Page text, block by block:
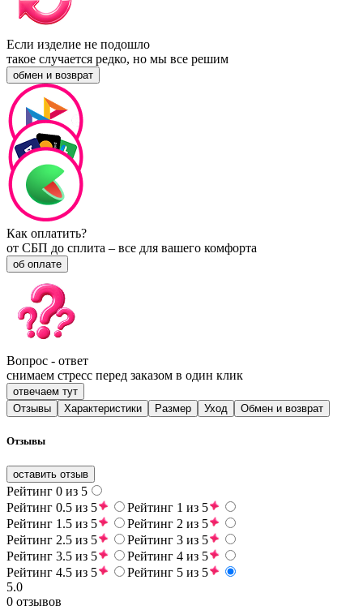
Если изделие не подошло
такое случается редко, но мы все решим
обмен и возврат
Как оплатить?
от СБП до сплита – все для вашего комфорта
об оплате
Вопрос - ответ
снимаем стресс перед заказом в один клик
отвечаем тут
Отзывы
Характеристики Размер Уход Обмен и возврат
Отзывы
оставить отзыв
Рейтинг 0 из 5
Рейтинг 0.5 из 5
Рейтинг 1 из 5
Рейтинг 1.5 из 5
Рейтинг 2 из 5
Рейтинг 2.5 из 5
Рейтинг 3 из 5
Рейтинг 3.5 из 5
Рейтинг 4 из 5
Рейтинг 4.5 из 5
Рейтинг 5 из 5
5.0
0 отзывов